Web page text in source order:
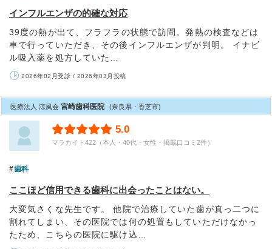
インフルエンザの的確な対応
39度の熱が出て、フラフラの状態で訪問。発熱の検査などは
車で行っていただき、その後インフルエンザが判明。 イナビ
ル吸入薬を処方していた…
2026年02月受診 / 2026年03月投稿
医療法人 涼風会 宮崎歯科医院 (奈良県・香芝市)
5.0
マラカイト422（本人・40代・女性・掲載口コミ2件）
歯科
ここほど信用できる歯科に出会ったことはない。
大変気さくな先生です。 他院で治療していた歯が真っ二つに
割れてしまい、その医院では何の処置もしていただけなかっ
たため、こちらの医院に駆け込…